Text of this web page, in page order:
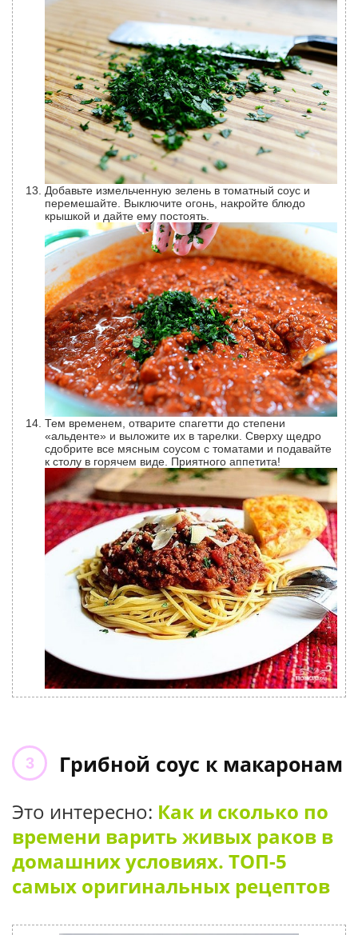
Добавьте измельченную зелень в томатный соус и
перемешайте. Выключите огонь, накройте блюдо
крышкой и дайте ему постоять.
Тем временем, отварите спагетти до степени
«альденте» и выложите их в тарелки. Сверху щедро
сдобрите все мясным соусом с томатами и подавайте
к столу в горячем виде. Приятного аппетита!
Грибной соус к макаронам
Это интересно: Как и сколько по
времени варить живых раков в
домашних условиях. ТОП-5
самых оригинальных рецептов